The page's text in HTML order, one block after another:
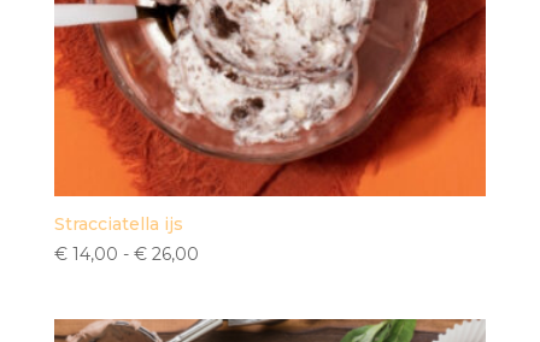
Stracciatella ijs
€14,00 - €26,00Prijsklasse:
€ 26,00